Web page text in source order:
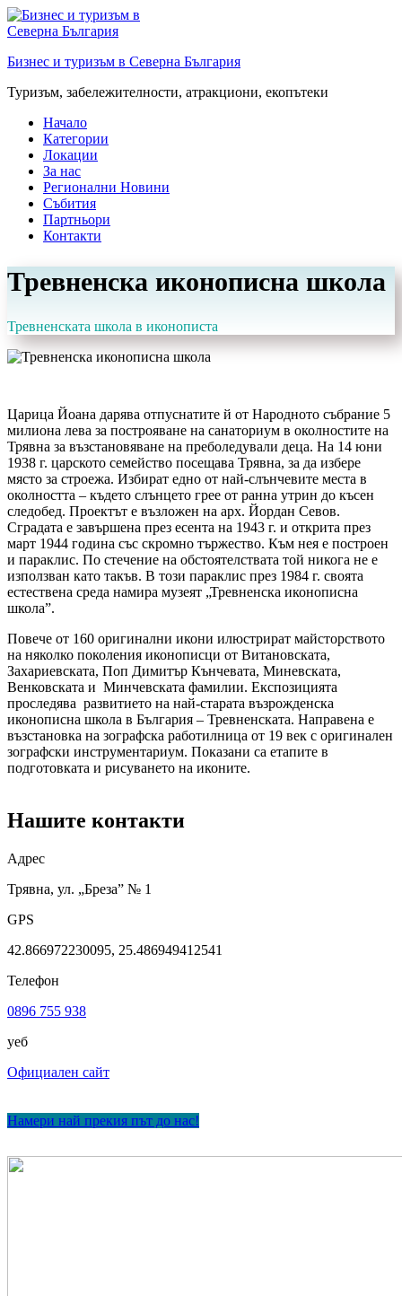
Преминете
към
Бизнес и туризъм в Северна България
Туризъм, забележителности, атракциони, екопътеки
Начало
Категории
Локации
За нас
Регионални Новини
Събития
Партньори
Контакти
Тревненска иконописна школа
Тревненската школа в иконописта
Царица Йоана дарява отпуснатите й от Народното събрание 5
милиона лева за построяване на санаториум в околностите на
Трявна за възстановяване на преболедували деца. На 14 юни
1938 г. царското семейство посещава Трявна, за да избере
място за строежа. Избират едно от най-слънчевите места в
околността – където слънцето грее от ранна утрин до късен
следобед. Проектът е възложен на арх. Йордан Севов.
Сградата е завършена през есента на 1943 г. и открита през
март 1944 година със скромно тържество. Към нея е построен
и параклис. По стечение на обстоятелствата той никога не е
използван като такъв. В този параклис през 1984 г. своята
естествена среда намира музеят „Тревненска иконописна
школа”.
Повече от 160 оригинални икони илюстрират майсторството
на няколко поколения иконописци от Витановската,
Захариевската, Поп Димитър Кънчевата, Миневската,
Венковската и Минчевската фамилии. Експозицията
проследява развитието на най-старата възрожденска
иконописна школа в България – Тревненската. Направена е
възстановка на зографска работилница от 19 век с оригинален
зографски инструментариум. Показани са етапите в
подготовката и рисуването на иконите.
Нашите контакти
Адрес
Трявна, ул. „Бреза” № 1
GPS
42.866972230095, 25.486949412541
Телефон
0896 755 938
уеб
Официален сайт
Намери най прекия път до нас!